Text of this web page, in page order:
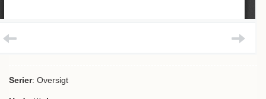
Serier: Oversigt